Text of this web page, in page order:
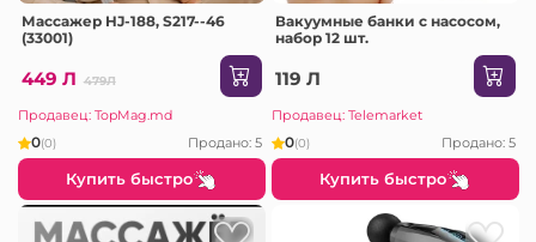
Массажер HJ-188, S217--46
(33001)
449 Л 479Л
Продавец: TopMag.md
0(0) Продано: 5
Купить быстро
Вакуумные банки с насосом,
набор 12 шт.
119 Л
Продавец: Telemarket
0(0) Продано: 5
Купить быстро